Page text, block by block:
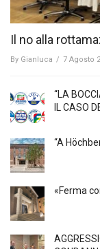
Il no alla
By Gianluca / 7 Agosto
“LA
IL CASO
“A
«Ferma